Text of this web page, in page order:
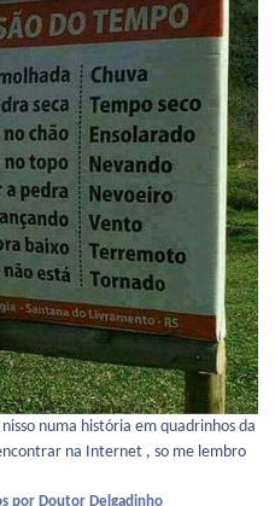
numa história em quadrinhos da
na Internet , so me lembro
por Doutor Delgadinho